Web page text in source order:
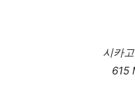
시카
615